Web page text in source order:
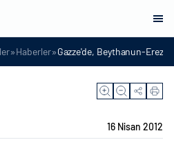
»Haberler»Gazze'de, Beythanun-Erez
16 Nisan 2012